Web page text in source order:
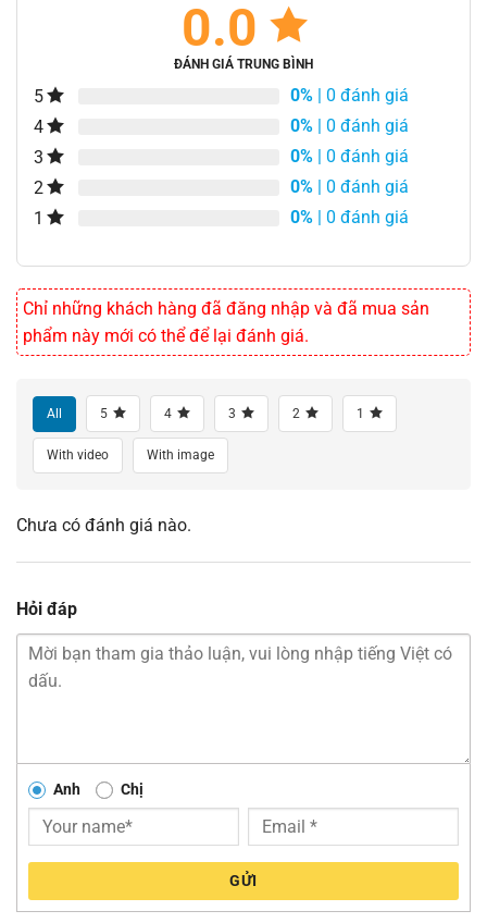
0.0
ĐÁNH GIÁ TRUNG BÌNH
5 0% | 0 đánh giá
4
0% | 0 đánh giá
3
0% | 0 đánh giá
2
0% | 0 đánh giá
1
0% | 0 đánh giá
Chỉ những khách hàng đã đăng nhập và đã mua sản
phẩm này mới có thể để lại đánh giá.
All 5 4 3 2 1
With video With image
Chưa có đánh giá nào.
Hỏi đáp
Anh Chị
GỬI